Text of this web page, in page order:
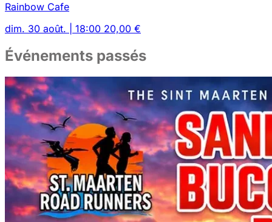
Rainbow Cafe
dim. 30 août. | 18:00 20,00 €
Événements passés